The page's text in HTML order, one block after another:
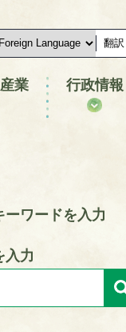
翻訳
業 行政情報
ーワードを入力
入力